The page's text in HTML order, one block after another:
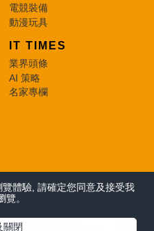
體驗, 請確定您同意及接受我
覽。
關閉
電競裝備
動漫玩具
IT TIMES
業界頭條
AI 策略
名家專欄